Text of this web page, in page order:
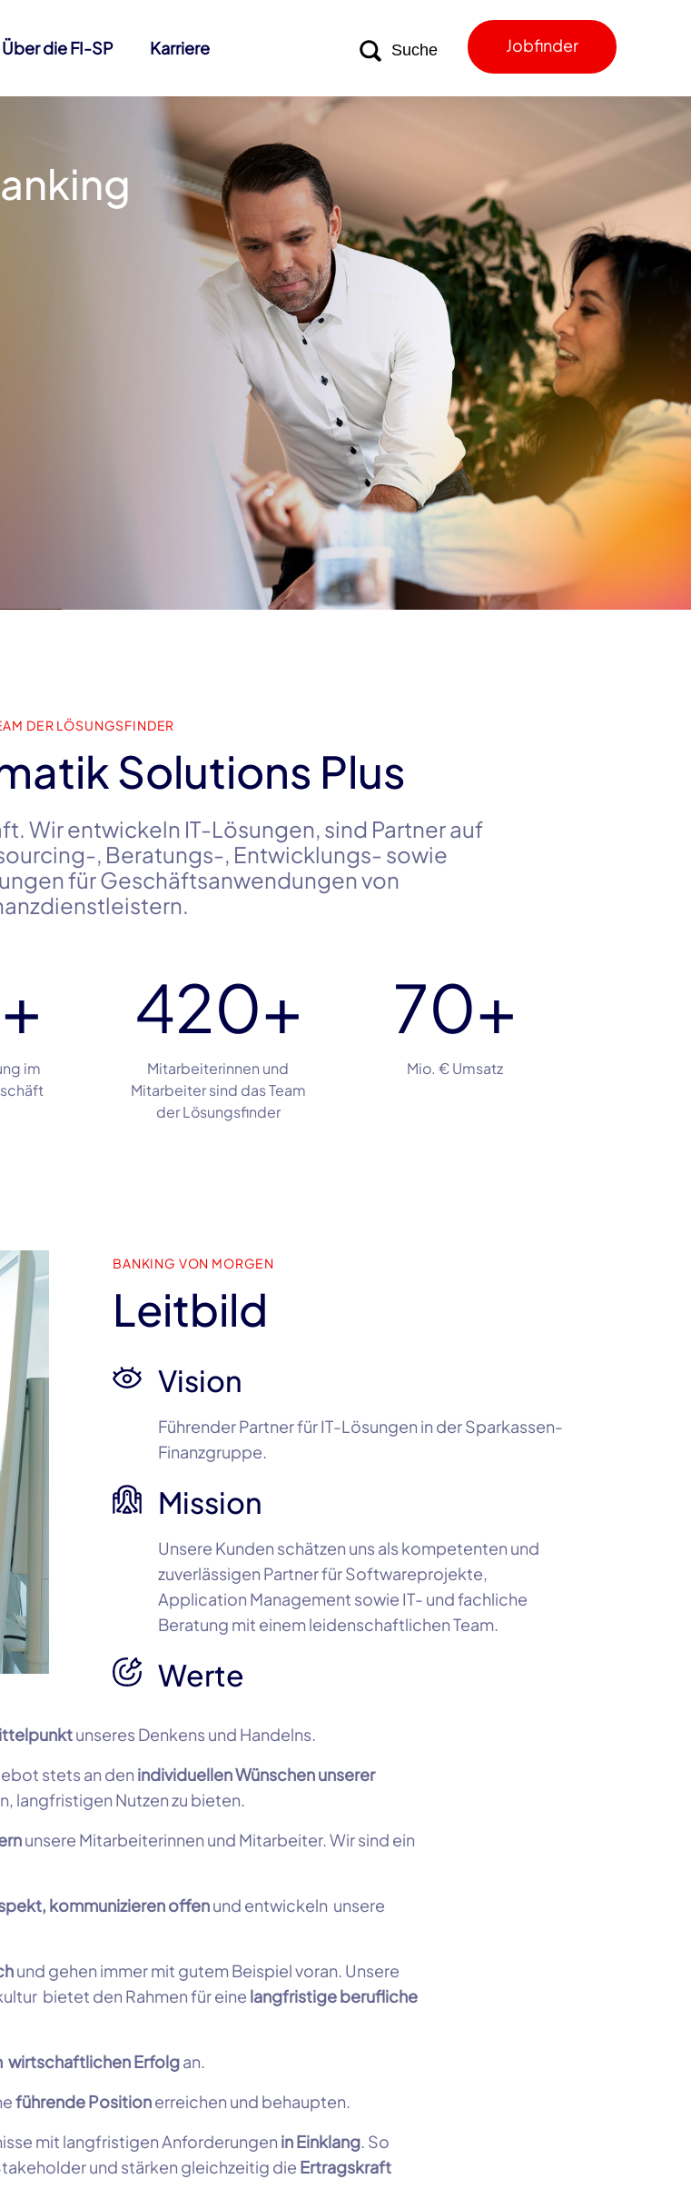
Über die FI-SP Karriere Jobfinder
DER LÖSUNGSFINDER
Solutions Plus
Wir entwickeln IT-Lösungen, sind Partner auf
, Beratungs-, Entwicklungs- sowie
für Geschäftsanwendungen von
im
600+
Mitarbeiterinnen und
Mitarbeiter sind das Team
der Lösungsfinder
100+
Mio. € Umsatz
BANKING VON MORGEN
Leitbild
Vision
Führender Partner fürIT-Lösungen in derSparkassen-
Finanzgruppe.
Mission
Unsere Kunden schätzen uns als kompetenten und
zuverlässigen Partner für Softwareprojekte,
Application Management sowie IT- und fachliche
Beratung mit einem leidenschaftlichen Team.
Werte
unseres Denkens und Handelns.
stets an den individuellen Wünschen unserer
langfristigen Nutzen zu bieten.
unsere Mitarbeiterinnen und Mitarbeiter. Wir sind ein
kommunizieren offenund entwickeln unsere
und gehen immer mit gutem Beispiel voran. Unsere
bietet den Rahmen für eine langfristige berufliche
wirtschaftlichen Erfolgan.
führende Positionerreichen und behaupten.
mit langfristigen Anforderungen in Einklang. So
und stärken gleichzeitig die Ertragskraft